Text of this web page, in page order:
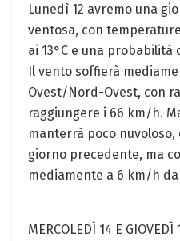
Lunedì 12 avremo una
ventosa, con
ai 13°C e una
Il vento soffierà
Ovest/Nord-Ovest, con
raggiungere i 66 km/h.
manterrà poco
giorno precedente, ma
mediamente a 6 km/h
MERCOLEDÌ 14 E GIOVEDÌ